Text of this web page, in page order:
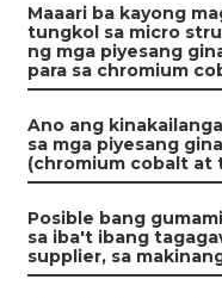
Maaari ba kayong
tungkol sa micro
ng mga piyesang
para sa chromium
Ano ang
sa mga piyesang
(chromium cobalt at
Posible bang
sa iba't ibang
supplier, sa